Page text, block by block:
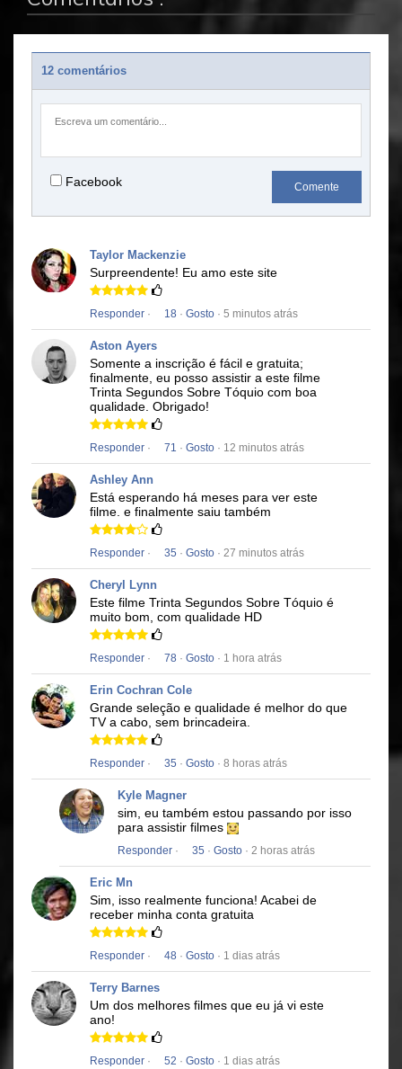
12 comentários
Facebook Comente
Taylor Mackenzie
Surpreendente! Eu amo este site
Responder · 18 · Gosto · 5 minutos atrás
Aston Ayers
Somente a inscrição é fácil e gratuita;
finalmente, eu posso assistir a este filme
Trinta Segundos Sobre Tóquio com boa
qualidade. Obrigado!
Responder · 71 · Gosto · 12 minutos atrás
Ashley Ann
Está esperando há meses para ver este
filme. e finalmente saiu também
Responder · 35 · Gosto · 27 minutos atrás
Cheryl Lynn
Este filme Trinta Segundos Sobre Tóquio é
muito bom, com qualidade HD
Responder · 78 · Gosto · 1 hora atrás
Erin Cochran Cole
Grande seleção e qualidade é melhor do que
TV a cabo, sem brincadeira.
Responder · 35 · Gosto · 8 horas atrás
Kyle Magner
sim, eu também estou passando por isso
para assistir filmes
Responder · 35 · Gosto · 2 horas atrás
Eric Mn
Sim, isso realmente funciona! Acabei de
receber minha conta gratuita
Responder · 48 · Gosto · 1 dias atrás
Terry Barnes
Um dos melhores filmes que eu já vi este
ano!
Responder · 52 · Gosto · 1 dias atrás